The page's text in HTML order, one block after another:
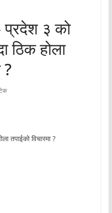
प्रदेश ३ को
ठिक होला
?
तपाईको विचारमा ?